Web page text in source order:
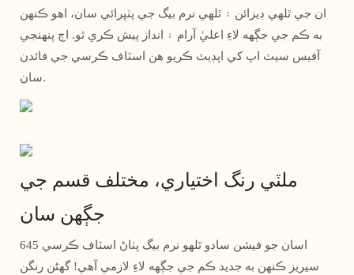
ان جي ٿلهي ڊيزائن ۽ ٿلهي نرم بيگ جي پٺڀرائي سان، اهو ڪنهن
به ڪم جي جڳهه لاءِ اعليٰ آرام ۽ انداز پيش ڪري ٿو. اڄ پنهنجي
آفيس سيٽ اپ کي اپڊيٽ ڪريو هن اسٽاف ڪرسي جي فائدن
سان.
ملٽي رنگ اختياري، مختلف قسم جي
جڳهن سان
اسان جو فيشن سادو ٿلهو نرم بيگ پٺاڻ اسٽاف ڪرسي 645
سيريز ڪنهن به جديد ڪم جي جڳهه لاءِ لازمي آهي! گھڻن رنگن